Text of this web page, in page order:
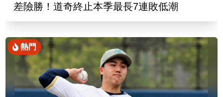
差險勝！道奇終止本季最長7連敗低潮
熱門